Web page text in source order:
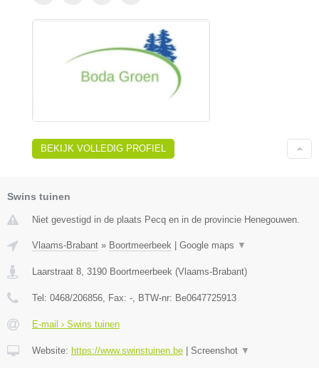
BEKIJK VOLLEDIG PROFIEL
Swins tuinen
Niet gevestigd in de plaats Pecq en in de provincie Henegouwen.
Vlaams-Brabant » Boortmeerbeek Google maps ▼
Laarstraat 8, 3190 Boortmeerbeek (Vlaams-Brabant)
Tel: 0468/206856, Fax: -, BTW-nr: Be0647725913
E-mail › Swins tuinen
Website: https://www.swinstuinen.be Screenshot ▼